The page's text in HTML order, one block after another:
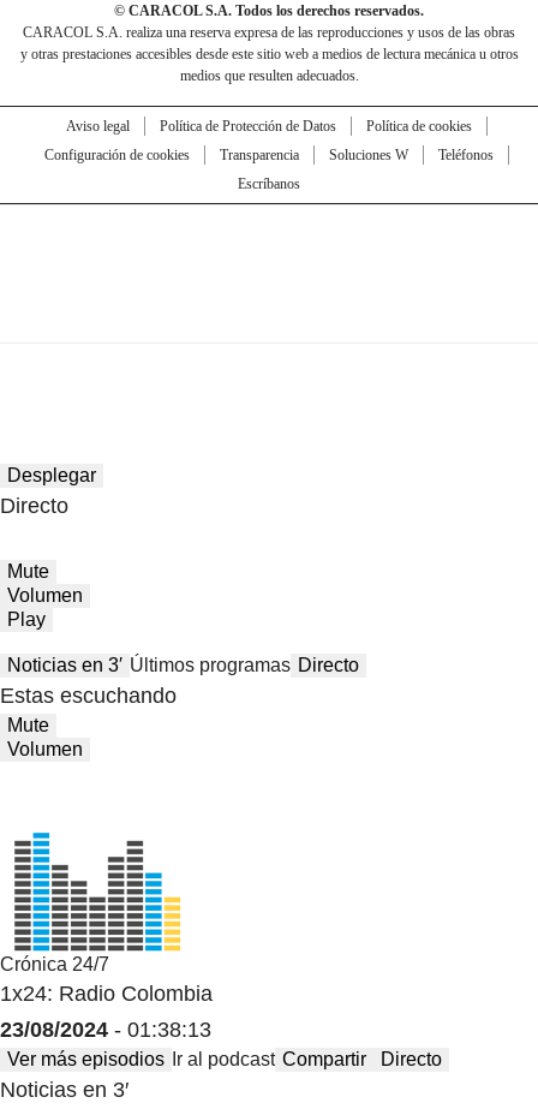
© CARACOL S.A. Todos los derechos reservados.
CARACOL S.A. realiza una reserva expresa de las reproducciones y usos de las obras
y otras prestaciones accesibles desde este sitio web a medios de lectura mecánica u otros
medios que resulten adecuados.
Aviso legal Política de Protección de Datos
Política de cookies
Configuración de cookies
Transparencia Soluciones W
Teléfonos
Escríbanos
Desplegar
Directo
Mute
Volumen
Play
Noticias en 3′ Últimos programas Directo
Estas escuchando
Mute
Volumen
Crónica 24/7
1x24: Radio Colombia
23/08/2024 - 01:38:13
Ver más episodios Ir al podcast Compartir Directo
Noticias en 3′